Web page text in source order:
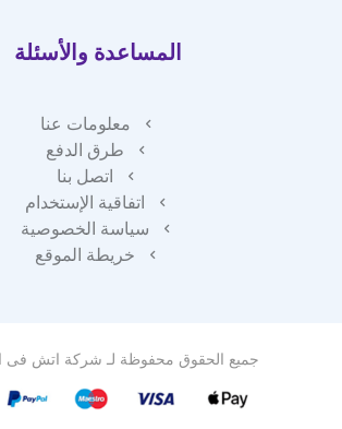
المساعدة والأسئلة
معلومات عنا
طرق الدفع
اتصل بنا
اتفاقية الإستخدام
سياسة الخصوصية
خريطة الموقع
جميع الحقوق محفوظة لـ شركة اتش فى